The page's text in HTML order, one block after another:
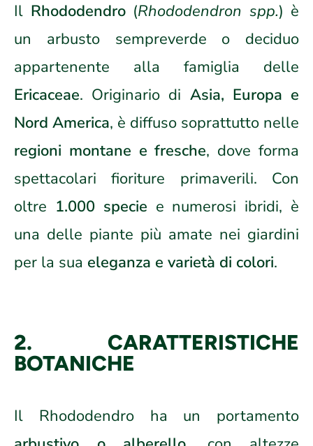
Il Rhododendro(Rhododendron spp.) è
un arbusto sempreverde o deciduo
appartenente alla famiglia delle
Ericaceae. Originario di Asia, Europa e
Nord America, è diffuso soprattutto nelle
regioni montane e fresche, dove forma
spettacolari fioriture primaverili. Con
oltre 1.000 specie e numerosi ibridi, è
una delle piante più amate nei giardini
per la sua eleganza e varietà di colori.
2. CARATTERISTICHE
BOTANICHE
Il Rhododendro ha un portamento